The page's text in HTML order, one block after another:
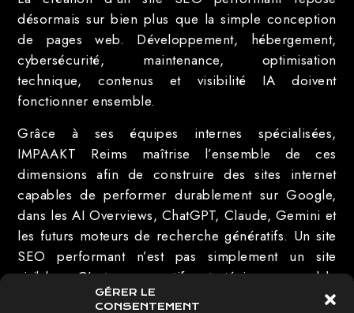
GÉRER LE
CONSENTEMENT
désormais sur bien plus que la simple conception
de pages web. Développement, hébergement,
cybersécurité, maintenance, optimisation
technique, contenus et visibilité IA doivent
fonctionner ensemble.
Grâce à ses équipes internes spécialisées,
IMPAAKT Reims maîtrise l’ensemble de ces
dimensions afin de construire des sites internet
capables de performer durablement sur Google,
dans les AI Overviews, ChatGPT, Claude, Gemini et
les futurs moteurs de recherche génératifs. Un site
SEO performant n’est pas simplement un site
visible. C’est un actif stratégique capable
d’accompagner durablement la croissance de votre